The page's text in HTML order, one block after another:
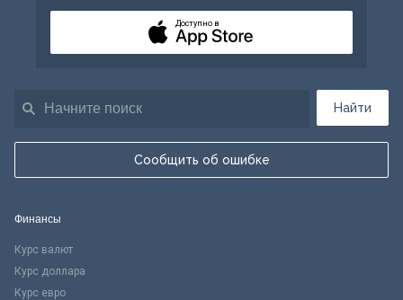
Найти
Сообщить об ошибке
Доступно в
Финансы
Курс валют
Курс доллара
Курс евро